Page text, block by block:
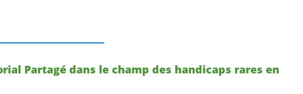
Partagé dans le champ des handicaps rares en